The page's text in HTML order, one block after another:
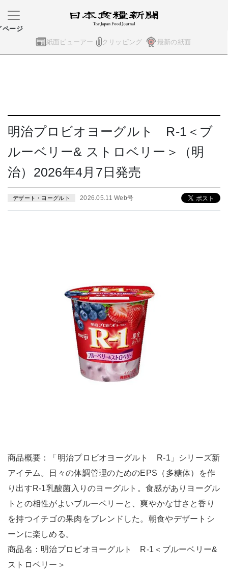
紙面ビューアー クリッピング 最新の紙面
ページ
明治プロビオヨーグルト R-1＜ブ
ルーベリー& ストロベリー＞（明
治）2026年4月7日発売
デザート・ヨーグルト 2026.05.11 Web号
商品概要：「明治プロビオヨーグルト R-1」シリーズ新
アイテム。日々の体調管理のためのEPS（多糖体）を作
り出すR-1乳酸菌入りのヨーグルト。食感がありヨーグル
トとの相性がよいブルーベリーと、爽やかな甘さと香り
を持つイチゴの果肉をブレンドした。朝食やデザートシ
ーンに楽しめる。
商品名：明治プロビオヨーグルト R-1＜ブルーベリー&
ストロベリー＞